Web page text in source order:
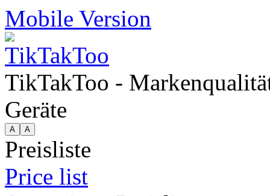
Mobile Version
TikTakToo -
Geräte
Preisliste
Price list